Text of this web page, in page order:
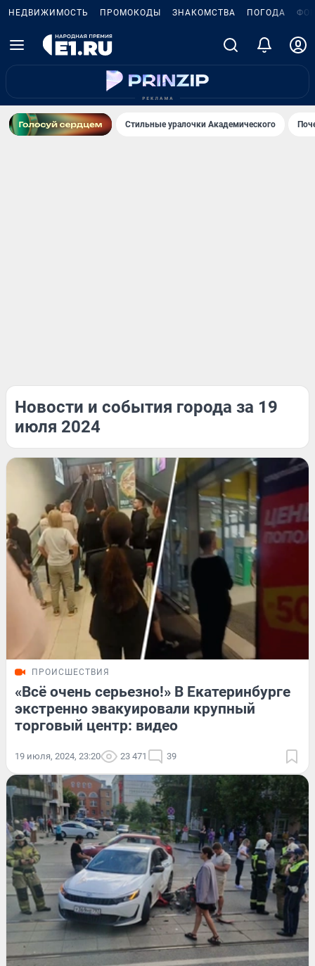
НЕДВИЖИМОСТЬ ПРОМОКОДЫ ЗНАКОМСТВА ПОГОДА
Стильные уралочки Академического
Новости и события города за 19
июля 2024
ПРОИСШЕСТВИЯ
«Всё очень серьезно!» В Екатеринбурге
экстренно эвакуировали крупный
торговый центр: видео
19 июля, 2024, 23:20 23 471 39